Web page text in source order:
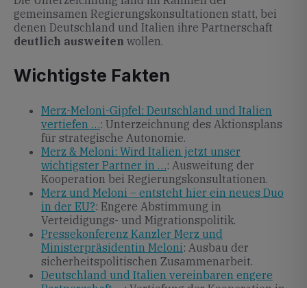
gemeinsamen Regierungskonsultationen statt, bei
denen Deutschland und Italien ihre Partnerschaft
deutlich ausweiten wollen.
Wichtigste Fakten
Merz-Meloni-Gipfel: Deutschland und Italien
vertiefen …: Unterzeichnung des Aktionsplans
für strategische Autonomie.
Merz & Meloni: Wird Italien jetzt unser
wichtigster Partner in …: Ausweitung der
Kooperation bei Regierungskonsultationen.
Merz und Meloni – entsteht hier ein neues Duo
in der EU?: Engere Abstimmung in
Verteidigungs- und Migrationspolitik.
Pressekonferenz Kanzler Merz und
Ministerpräsidentin Meloni: Ausbau der
sicherheitspolitischen Zusammenarbeit.
Deutschland und Italien vereinbaren engere